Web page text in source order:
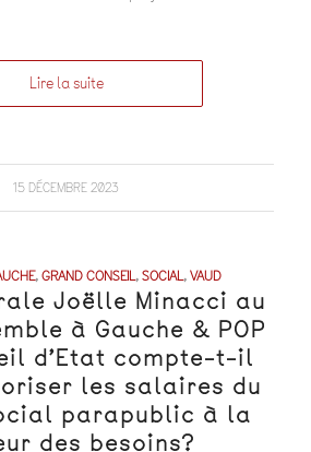
Lire la suite
15 DÉCEMBRE 2023
,GRAND CONSEIL,SOCIAL,VAUD
Joëlle Minacci au
à Gauche & POP
d’Etat compte-t-il
les salaires du
parapublic à la
des besoins?